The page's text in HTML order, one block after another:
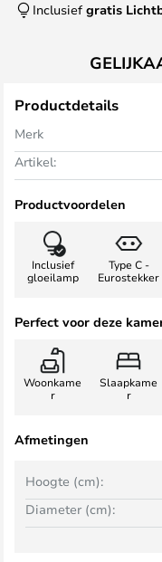
Inclusief gratis
Productdetails
Merk
Artikel:
Productvoordelen
Inclusief
gloeilamp
Type C -
Eurostekker
Perfect voor deze
Woonkame
r
Slaapkame
r
Afmetingen
Hoogte (cm):
Diameter (cm):